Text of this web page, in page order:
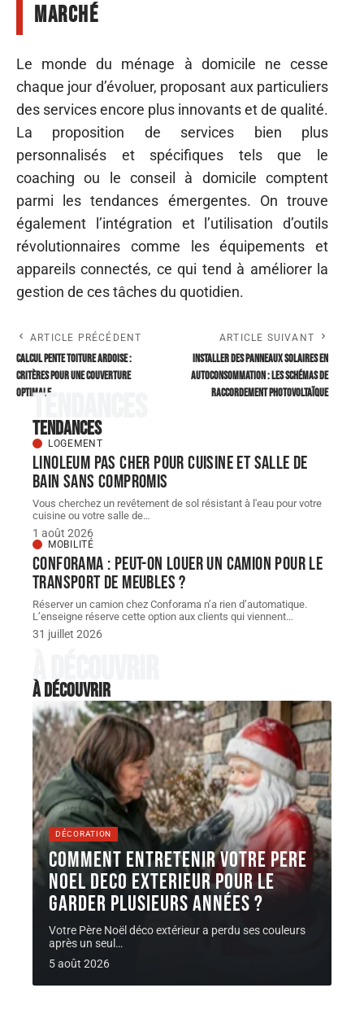
marché
Le monde du ménage à domicile ne cesse
chaque jour d’évoluer, proposant aux particuliers
des services encore plus innovants et de qualité.
La proposition de services bien plus
personnalisés et spécifiques tels que le
coaching ou le conseil à domicile comptent
parmi les tendances émergentes. On trouve
également l’intégration et l’utilisation d’outils
révolutionnaires comme les équipements et
appareils connectés, ce qui tend à améliorer la
gestion de ces tâches du quotidien.
ARTICLE PRÉCÉDENT
Calcul pente toiture ardoise :
critères pour une couverture
optimale
ARTICLE SUIVANT
Installer des panneaux solaires en
autoconsommation : les schémas de
raccordement photovoltaïque
Tendances
Tendances
LOGEMENT
Linoleum pas cher pour cuisine et salle de
bain sans compromis
Vous cherchez un revêtement de sol résistant à l'eau pour votre
cuisine ou votre salle de…
1 août 2026
MOBILITÉ
Conforama : peut-on louer un camion pour le
transport de meubles ?
Réserver un camion chez Conforama n’a rien d’automatique.
L’enseigne réserve cette option aux clients qui viennent…
31 juillet 2026
À découvrir
À découvrir
DÉCORATION
Comment entretenir votre pere
noel deco exterieur pour le
garder plusieurs années ?
Votre Père Noël déco extérieur a perdu ses couleurs
après un seul …
5 août 2026